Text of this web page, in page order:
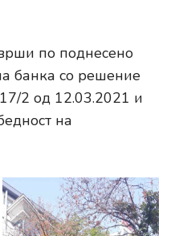
по поднесено
банка со решение
2 од 12.03.2021 и
на